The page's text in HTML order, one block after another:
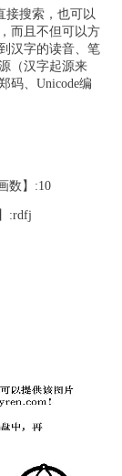
接搜索，也可以
而且不但可以方
汉字的读音、笔
（汉字起源来
码、Unicode编
数】:10
:rdfj